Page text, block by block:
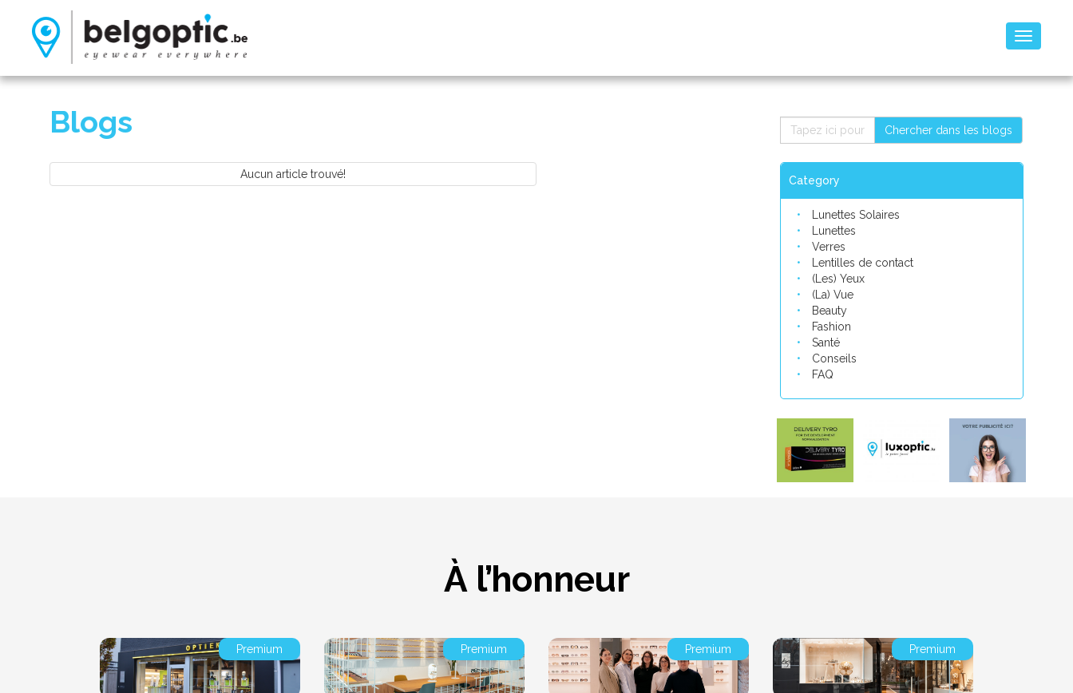
Toggle
Blogs Chercher dans les blogs
Aucun article trouvé! Category
Lunettes Solaires
Lunettes
Verres
Lentilles de contact
(Les) Yeux
(La) Vue
Beauty
Fashion
Santé
Conseils
FAQ
À l’honneur
Premium Premium Premium Premium